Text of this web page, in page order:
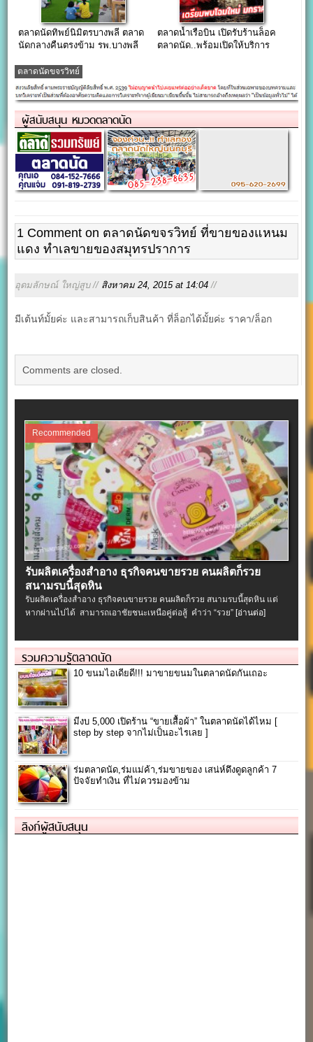
ตลาดนัดทิพย์นิมิตรบางพลี ตลาด
นัดกลางคืนตรงข้าม รพ.บางพลี
ตลาดน้ำเรือบิน เปิดรับร้านล็อค
ตลาดนัด..พร้อมเปิดให้บริการ
ตลาดนัดขจรวิทย์
ผู้สนับสนุน หมวดตลาดนัด
1 Comment on ตลาดนัดขจรวิทย์ ที่ขายของแหนม
แดง ทำเลขายของสมุทรปราการ
อุดมลักษณ์ ใหญ่สูบ // สิงหาคม 24, 2015 at 14:04 //
มีเต้นท์มั้ยค่ะ และสามารถเก็บสินค้า ที่ล็อกได้มั้ยค่ะ ราคา/ล็อก
Comments are closed.
Recommended
รับผลิตเครื่องสําอาง ธุรกิจคนขายรวย คนผลิตก็รวย
สนามรบนี้สุดหิน
รับผลิตเครื่องสําอาง ธุรกิจคนขายรวย คนผลิตก็รวย สนามรบนี้สุดหิน แต่
หากผ่านไปได้ สามารถเอาชัยชนะเหนือคู่ต่อสู้ คำว่า “รวย” [อ่านต่อ]
รวมความรู้ตลาดนัด
10 ขนมไอเดียดี!!! มาขายขนมในตลาดนัดกันเถอะ
มีงบ 5,000 เปิดร้าน “ขายเสื้อผ้า” ในตลาดนัดได้ไหม [
step by step จากไม่เป็นอะไรเลย ]
ร่มตลาดนัด,ร่มแม่ค้า,ร่มขายของ เสน่ห์ดึงดูดลูกค้า 7
ปัจจัยทำเงิน ที่ไม่ควรมองข้าม
ลิงก์ผู้สนับสนุน